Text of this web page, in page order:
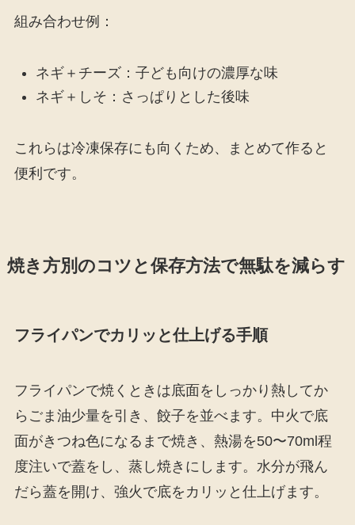
組み合わせ例：
ネギ＋チーズ：子ども向けの濃厚な味
ネギ＋しそ：さっぱりとした後味
これらは冷凍保存にも向くため、まとめて作ると
便利です。
焼き方別のコツと保存方法で無駄を減らす
フライパンでカリッと仕上げる手順
フライパンで焼くときは底面をしっかり熱してか
らごま油少量を引き、餃子を並べます。中火で底
面がきつね色になるまで焼き、熱湯を50〜70ml程
度注いで蓋をし、蒸し焼きにします。水分が飛ん
だら蓋を開け、強火で底をカリッと仕上げます。